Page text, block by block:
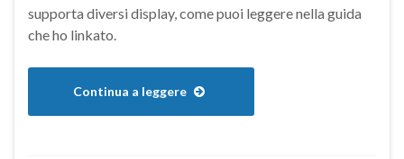
supporta diversi display, come puoi leggere nella guida
che ho linkato.
Continua a leggere